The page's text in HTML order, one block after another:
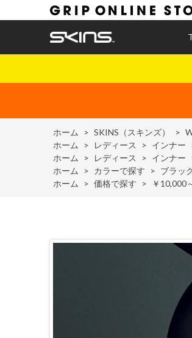
ホーム > SKINS（スキンズ） >
ホーム
> レディース > インナー
ホーム
> レディース > インナー
ホーム
> カラーで探す > ブラッ
ホーム
> 価格で探す > ￥10,000